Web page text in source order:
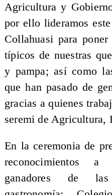
Agricultura y
por ello lideramos
Collahuasi para
típicos de nuestras
y pampa; así como
que han pasado de
gracias a quienes
seremi de Agricultura,
En la ceremonia de
reconocimientos
ganadores de